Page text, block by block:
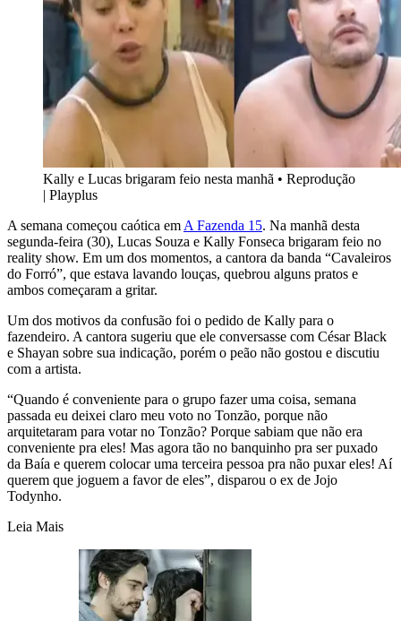
Kally e Lucas brigaram feio nesta manhã • Reprodução
| Playplus
A semana começou caótica em A Fazenda 15. Na manhã desta
segunda-feira (30), Lucas Souza e Kally Fonseca brigaram feio no
reality show. Em um dos momentos, a cantora da banda “Cavaleiros
do Forró”, que estava lavando louças, quebrou alguns pratos e
ambos começaram a gritar.
Um dos motivos da confusão foi o pedido de Kally para o
fazendeiro. A cantora sugeriu que ele conversasse com César Black
e Shayan sobre sua indicação, porém o peão não gostou e discutiu
com a artista.
“Quando é conveniente para o grupo fazer uma coisa, semana
passada eu deixei claro meu voto no Tonzão, porque não
arquitetaram para votar no Tonzão? Porque sabiam que não era
conveniente pra eles! Mas agora tão no banquinho pra ser puxado
da Baía e querem colocar uma terceira pessoa pra não puxar eles! Aí
querem que joguem a favor de eles”, disparou o ex de Jojo
Todynho.
Leia Mais